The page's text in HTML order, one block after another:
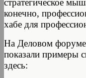
стратегическое
конечно,
хабе для
На Деловом форуме
показали примеры
здесь: